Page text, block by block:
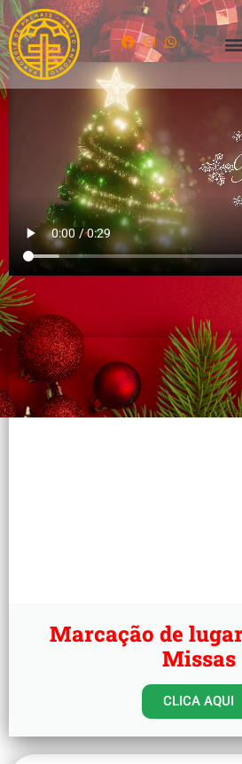
Marcação de
Missas
CLICA AQUI